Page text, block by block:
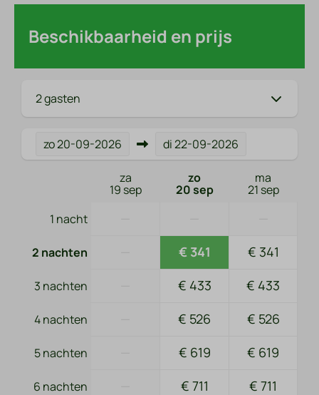
Beschikbaarheid en prijs
2 gasten
zo20-09-2026 di22-09-2026
za
19 sep
zo
20 sep
ma
21 sep
1 nacht
2 nachten € 341 € 341
3 nachten € 433 € 433
4 nachten € 526 € 526
5 nachten € 619 € 619
6 nachten € 711 € 711